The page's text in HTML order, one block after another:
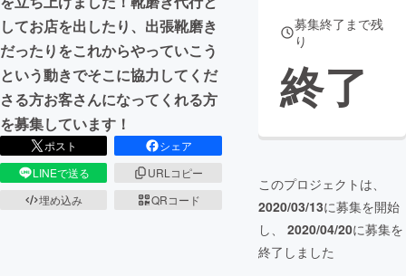
CAMPFIREふるさと納税machi-ya
してお店を出したり、出張靴磨き
だったりをこれからやっていこう
という動きでそこに協力してくだ
さる方お客さんになってくれる方
を募集しています！
ポスト
シェア
LINEで送る
URLコピー
埋め込み
QRコード
募集終了まで残
り
終了
このプロジェクトは、
2020/03/13に募集を開始
し、 2020/04/20に募集を
終了しました